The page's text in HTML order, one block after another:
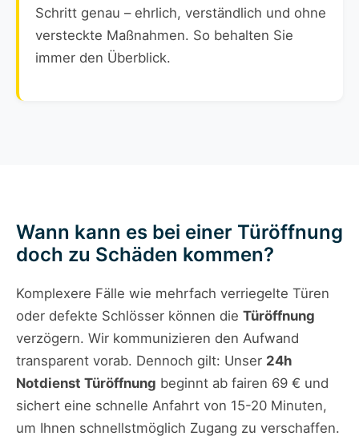
Schritt genau – ehrlich, verständlich und ohne
versteckte Maßnahmen. So behalten Sie
immer den Überblick.
Wann kann es bei einer Türöffnung
doch zu Schäden kommen?
Komplexere Fälle wie mehrfach verriegelte Türen
oder defekte Schlösser können die Türöffnung
verzögern. Wir kommunizieren den Aufwand
transparent vorab. Dennoch gilt: Unser 24h
Notdienst Türöffnung beginnt ab fairen 69 € und
sichert eine schnelle Anfahrt von 15-20 Minuten,
um Ihnen schnellstmöglich Zugang zu verschaffen.